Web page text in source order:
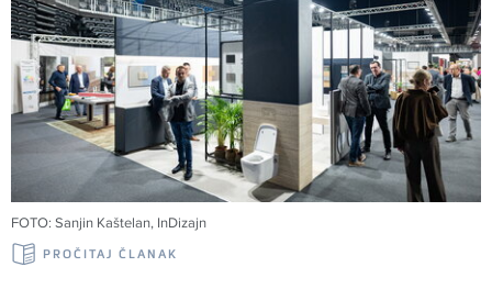
FOTO: Sanjin Kaštelan, InDizajn
PROČITAJ ČLANAK